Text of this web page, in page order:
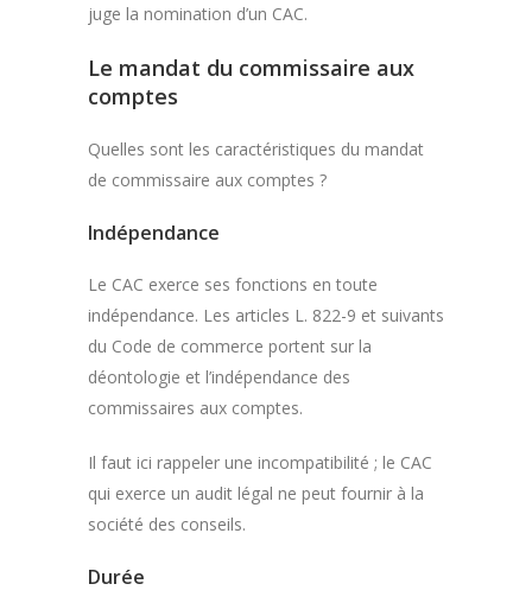
juge la nomination d’un CAC.
Le mandat du commissaire aux
comptes
Quelles sont les caractéristiques du mandat
de commissaire aux comptes ?
Indépendance
Le CAC exerce ses fonctions en toute
indépendance. Les articles L. 822-9 et suivants
du Code de commerce portent sur la
déontologie et l’indépendance des
commissaires aux comptes.
Il faut ici rappeler une incompatibilité ; le CAC
qui exerce un audit légal ne peut fournir à la
société des conseils.
Durée